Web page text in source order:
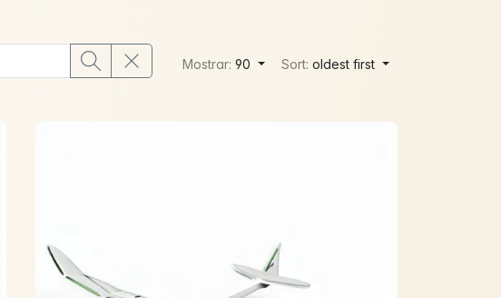
Mostrar:90 Sort:oldest first